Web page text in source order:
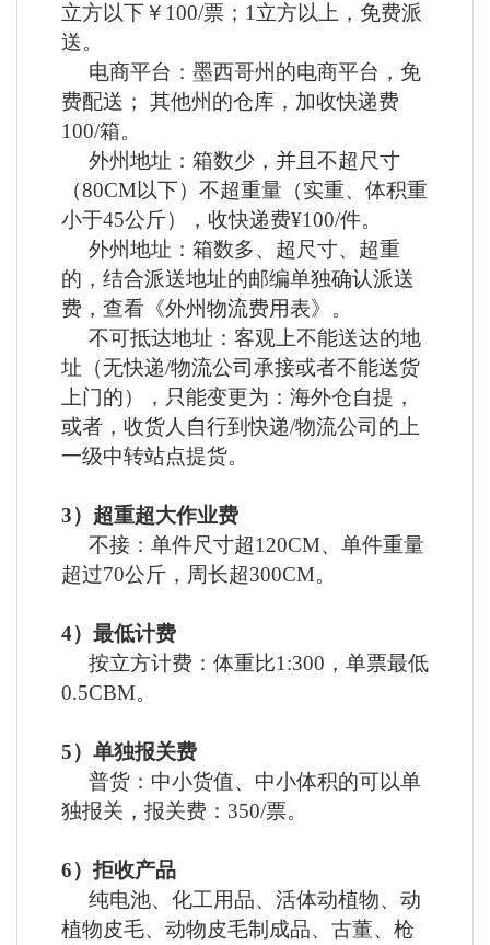
立方以下￥100/票；1立方以上，免费派
送。
电商平台：墨西哥州的电商平台，免
费配送；
其他州的仓库，加收快递费
100/箱。
外州地址：箱数少，并且不超尺寸
（80CM以下）不超重量（实重、体积重
小于45公斤），收快递费¥100/件。
外州地址：箱数多、超尺寸、超重
的，结合派送地址的邮编单独确认派送
费，查看《外州物流费用表》。
不可抵达地址：客观上不能送达的地
址（无快递/物流公司承接或者不能送货
上门的），只能变更为：海外仓自提，
或者，收货人自行到快递/物流公司的上
一级中转站点提货。
3）超重超大作业费
不接：单件尺寸超120CM、单件重量
超过70公斤，周长超300CM。
4）最低计费
按立方计费：体重比1:300，单票最低
0.5CBM。
5）单独报关费
普货：中小货值、中小体积的可以单
独报关，报关费： 350/票。
6）拒收产品
纯电池、化工用品、活体动植物、动
植物皮毛、动物皮毛制成品、古董、枪